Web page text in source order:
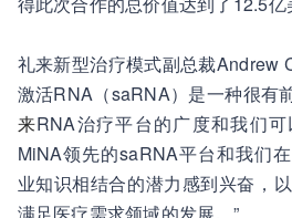
礼来新型治疗模式副总裁Andrew
激活RNA（saRNA）是一种很有
来RNA治疗平台的广度和我们
MiNA领先的saRNA平台和我们
业知识相结合的潜力感到兴奋，
满足医疗需求领域的发展。”